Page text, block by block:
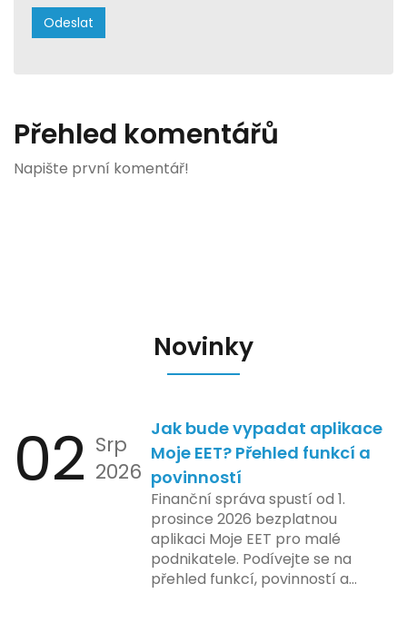
Přehled komentářů
Napište první komentář!
Novinky
02 Srp
2026
Jak bude vypadat aplikace
Moje EET? Přehled funkcí a
povinností
Finanční správa spustí od 1.
prosince 2026 bezplatnou
aplikaci Moje EET pro malé
podnikatele. Podívejte se na
přehled funkcí, povinností a